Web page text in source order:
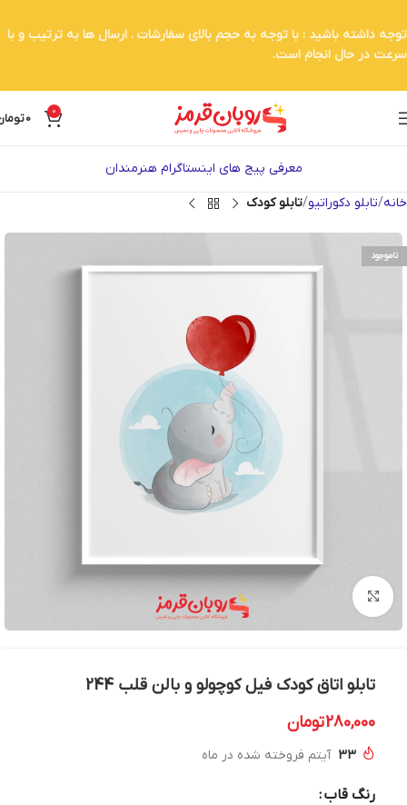
0
0
معرفی پیج های اینستاگرام هنرمندان
خانه تابلو دکوراتیو تابلو کودک
ناموجود
بزرگنمایی تصویر
تابلو اتاق کودک فیل کوچولو و بالن قلب 244
280,000تومان
33 آیتم فروخته شده در ماه
رنگ قاب
توجه داشته باشید : با توجه به حجم بالای سفارشات . ارسال ها به ترتیب و با
سرعت در حال انجام است.